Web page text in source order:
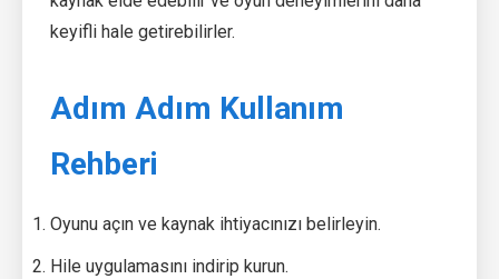
keyifli hale getirebilirler.
Adım Adım Kullanım
Rehberi
Oyunu açın ve kaynak ihtiyacınızı belirleyin.
Hile uygulamasını indirip kurun.